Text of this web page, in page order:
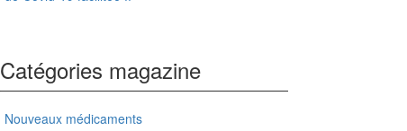
Catégories magazine
Nouveaux médicaments